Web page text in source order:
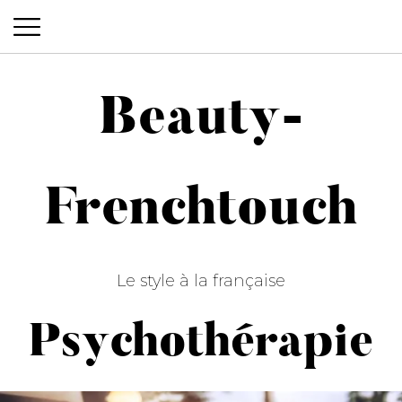
Beauty-Frenchtouch
Beauty-
Frenchtouch
Le style à la française
Psychothérapie